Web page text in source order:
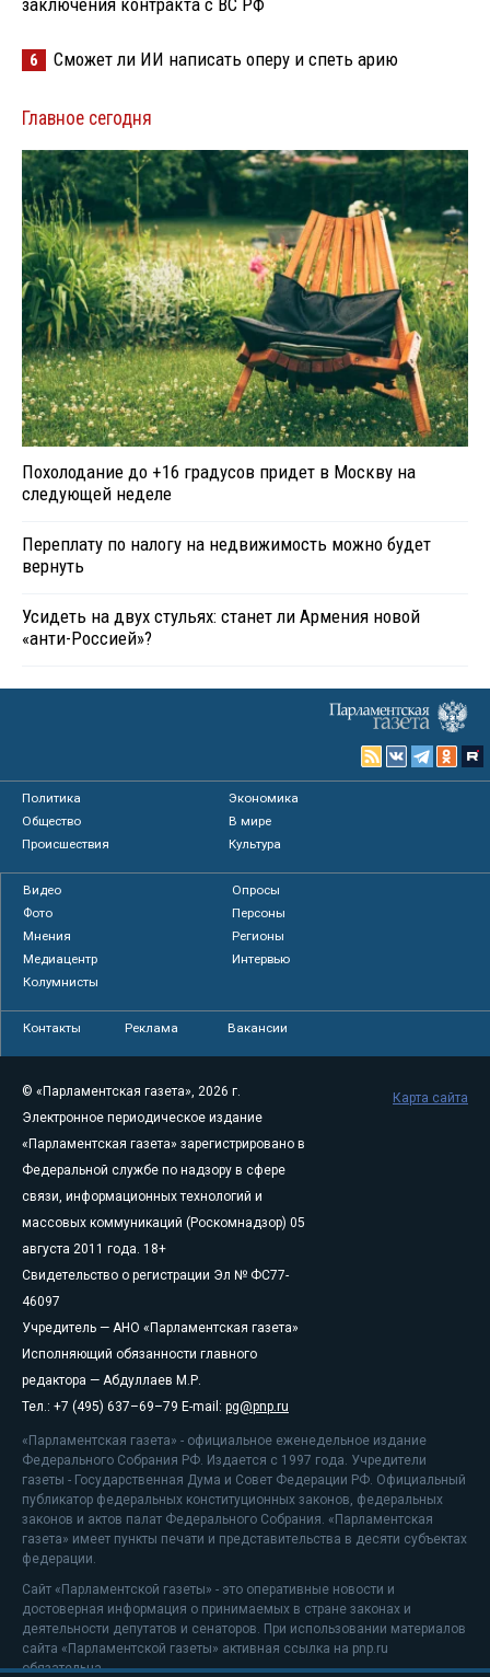
заключения контракта с ВС РФ
6 Сможет ли ИИ написать оперу и спеть арию
Главное сегодня
Похолодание до +16 градусов придет в Москву на
следующей неделе
Переплату по налогу на недвижимость можно будет
вернуть
Усидеть на двух стульях: станет ли Армения новой
«анти-Россией»?
Политика
Экономика
Общество
В мире
Происшествия
Культура
Видео
Опросы
Фото
Персоны
Мнения
Регионы
Медиацентр
Интервью
Колумнисты
Контакты Реклама Вакансии
© «Парламентская газета», 2026 г.
Электронное периодическое издание
«Парламентская газета» зарегистрировано в
Федеральной службе по надзору в сфере
связи, информационных технологий и
массовых коммуникаций (Роскомнадзор) 05
августа 2011 года. 18+
Свидетельство о регистрации Эл № ФС77-
46097
Учредитель — АНО «Парламентская газета»
Исполняющий обязанности главного
редактора — Абдуллаев М.Р.
Тел.: +7 (495) 637–69–79 E-mail: pg@pnp.ru
«Парламентская газета» - официальное еженедельное издание
Федерального Собрания РФ. Издается с 1997 года. Учредители
газеты - Государственная Дума и Совет Федерации РФ. Официальный
публикатор федеральных конституционных законов, федеральных
законов и актов палат Федерального Собрания. «Парламентская
газета» имеет пункты печати и представительства в десяти субъектах
федерации.
Сайт «Парламентской газеты» - это оперативные новости и
достоверная информация о принимаемых в стране законах и
деятельности депутатов и сенаторов. При использовании материалов
сайта «Парламентской газеты» активная ссылка на pnp.ru
обязательна.
Карта сайта